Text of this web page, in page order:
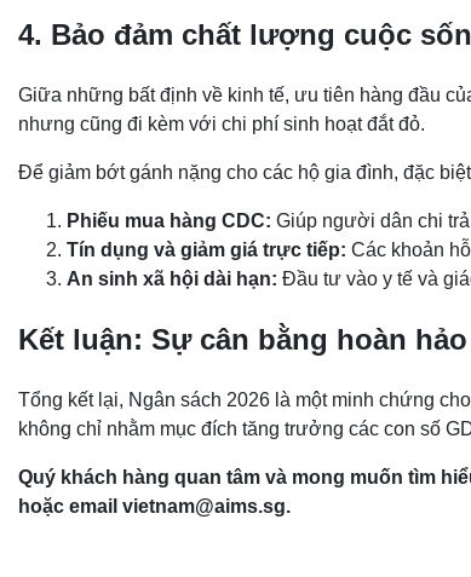
4. Bảo đảm chất lượng cuộc
Giữa những bất định về kinh tế, ưu tiên hàng đầu
nhưng cũng đi kèm với chi phí sinh hoạt đắt đỏ.
Để giảm bớt gánh nặng cho các hộ gia đình, đặc
Phiếu mua hàng CDC: Giúp người dân chi
Tín dụng và giảm giá trực tiếp: Các khoản
An sinh xã hội dài hạn: Đầu tư vào y tế và
Kết luận: Sự cân bằng hoàn
Tổng kết lại, Ngân sách 2026 là một minh chứng
không chỉ nhằm mục đích tăng trưởng các con số
Quý khách hàng quan tâm và mong muốn tìm
hoặc email vietnam@aims.sg.